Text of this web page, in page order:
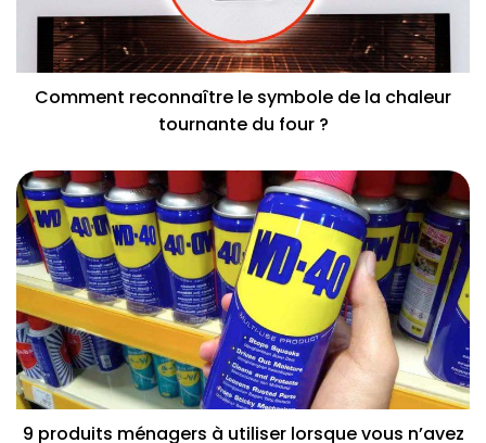
Comment reconnaître le symbole de la chaleur
tournante du four ?
9 produits ménagers à utiliser lorsque vous n’avez